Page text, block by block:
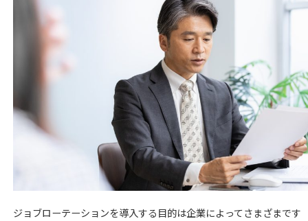
ジョブローテーションを導入する目的は企業によってさまざまです